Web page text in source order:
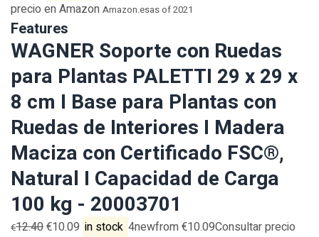
precio en Amazon Amazon.esas of 2021
Features
WAGNER Soporte con Ruedas
para Plantas PALETTI 29 x 29 x
8 cm I Base para Plantas con
Ruedas de Interiores I Madera
Maciza con Certificado FSC®,
Natural I Capacidad de Carga
100 kg - 20003701
€12.40€10.09 in stock 4newfrom €10.09Consultar precio